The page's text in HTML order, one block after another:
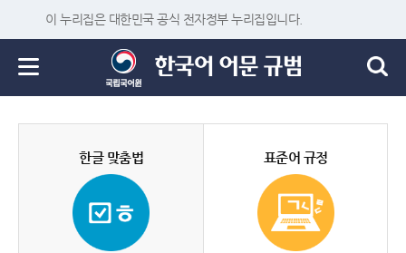
이 누리집은 대한민국 공식 전자정부 누리집입니다.
한글 맞춤법 표준어 규정